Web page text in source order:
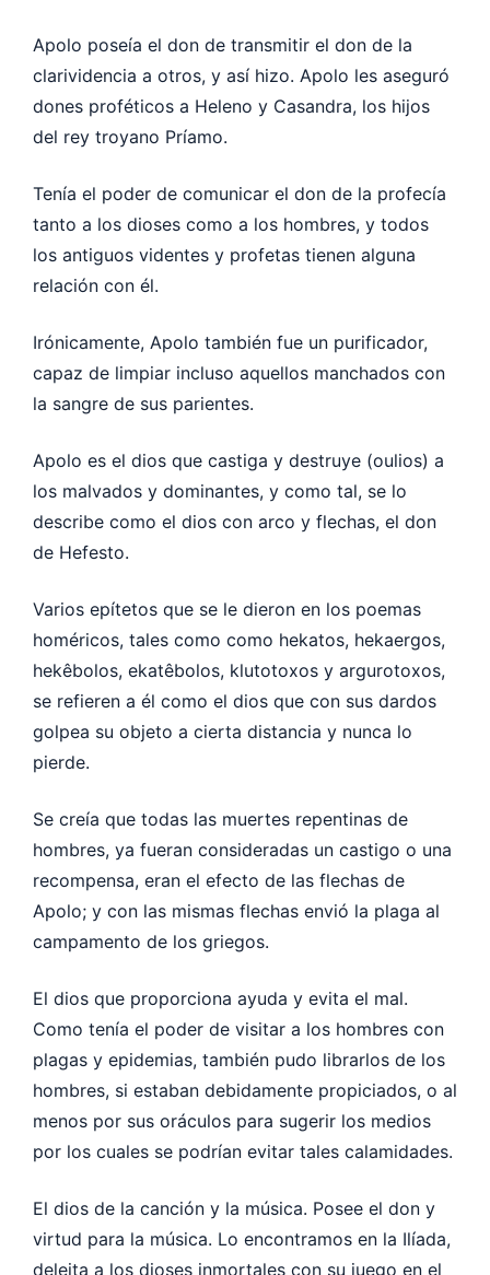
Apolo poseía el don de transmitir el don de la
clarividencia a otros, y así hizo. Apolo les aseguró
dones proféticos a Heleno y Casandra, los hijos
del rey troyano Príamo.
Tenía el poder de comunicar el don de la profecía
tanto a los dioses como a los hombres, y todos
los antiguos videntes y profetas tienen alguna
relación con él.
Irónicamente, Apolo también fue un purificador,
capaz de limpiar incluso aquellos manchados con
la sangre de sus parientes.
Apolo es el dios que castiga y destruye (oulios) a
los malvados y dominantes, y como tal, se lo
describe como el dios con arco y flechas, el don
de Hefesto.
Varios epítetos que se le dieron en los poemas
homéricos, tales como como hekatos, hekaergos,
hekêbolos, ekatêbolos, klutotoxos y argurotoxos,
se refieren a él como el dios que con sus dardos
golpea su objeto a cierta distancia y nunca lo
pierde.
Se creía que todas las muertes repentinas de
hombres, ya fueran consideradas un castigo o una
recompensa, eran el efecto de las flechas de
Apolo; y con las mismas flechas envió la plaga al
campamento de los griegos.
El dios que proporciona ayuda y evita el mal.
Como tenía el poder de visitar a los hombres con
plagas y epidemias, también pudo librarlos de los
hombres, si estaban debidamente propiciados, o al
menos por sus oráculos para sugerir los medios
por los cuales se podrían evitar tales calamidades.
El dios de la canción y la música. Posee el don y
virtud para la música. Lo encontramos en la Ilíada,
deleita a los dioses inmortales con su juego en el